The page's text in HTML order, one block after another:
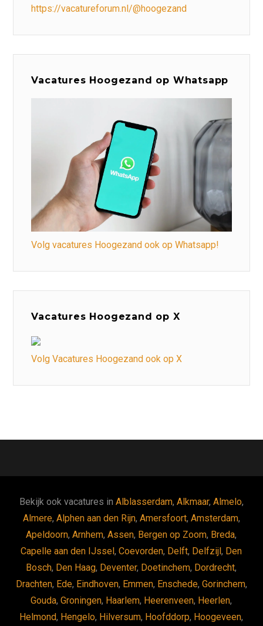
https://vacatureforum.nl/@hoogezand
Vacatures Hoogezand op Whatsapp
Volg vacatures Hoogezand ook op Whatsapp!
Vacatures Hoogezand op X
Volg Vacatures Hoogezand ook op X
Bekijk ook vacatures in Alblasserdam, Alkmaar, Almelo,
Almere, Alphen aan den Rijn, Amersfoort, Amsterdam,
Apeldoorn,Arnhem,Assen, Bergen op Zoom, Breda,
Capelle aan den IJssel,Coevorden, Delft, Delfzijl, Den
Bosch, Den Haag, Deventer, Doetinchem, Dordrecht,
Drachten, Ede, Eindhoven, Emmen, Enschede, Gorinchem,
Gouda,Groningen, Haarlem, Heerenveen, Heerlen,
Helmond, Hengelo, Hilversum, Hoofddorp, Hoogeveen,